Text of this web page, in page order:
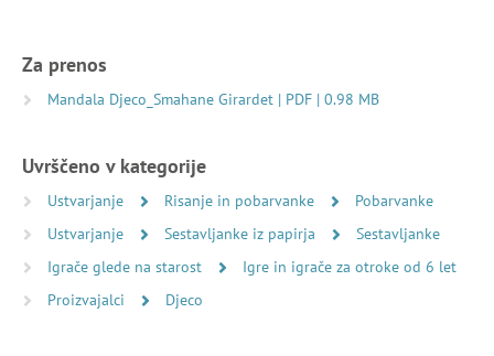
Za prenos
Mandala Djeco_Smahane Girardet | PDF | 0.98 MB
Uvrščeno v kategorije
Ustvarjanje Risanje in pobarvanke
Pobarvanke
Ustvarjanje
Sestavljanke iz papirja
Sestavljanke
Igrače glede na starost
Igre in igrače za otroke od 6 let
Proizvajalci
Djeco